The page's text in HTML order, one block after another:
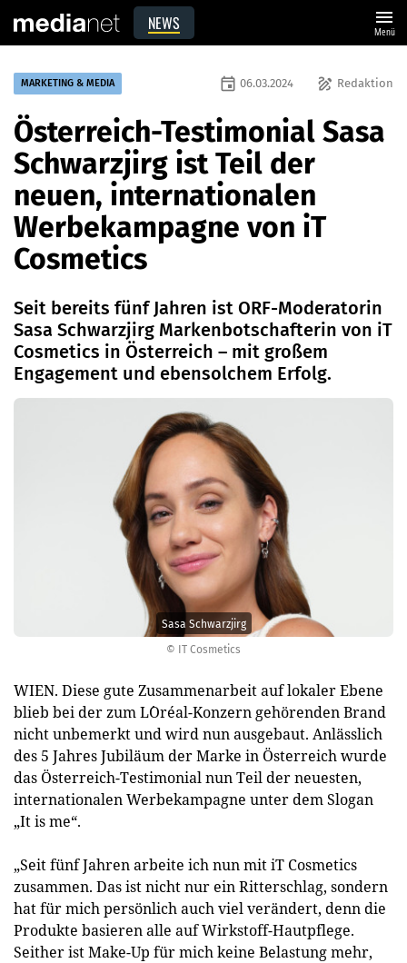
NEWS menu
Menü
© IT Cosmetics
Sasa Schwarzjirg
MARKETING & MEDIA draw Redaktion
event 06.03.2024
Österreich-Testimonial Sasa
Schwarzjirg ist Teil der
neuen, internationalen
Werbekampagne von iT
Cosmetics
Seit bereits fünf Jahren ist ORF-Moderatorin
Sasa Schwarzjirg Markenbotschafterin von iT
Cosmetics in Österreich – mit großem
Engagement und ebensolchem Erfolg.
WIEN. Diese gute Zusammenarbeit auf lokaler Ebene
blieb bei der zum L´Oréal-Konzern gehörenden Brand
nicht unbemerkt und wird nun ausgebaut. Anlässlich
des 5 Jahres Jubiläum der Marke in Österreich wurde
das Österreich-Testimonial nun Teil der neuesten,
internationalen Werbekampagne unter dem Slogan
„It is me“.
„Seit fünf Jahren arbeite ich nun mit iT Cosmetics
zusammen. Das ist nicht nur ein Ritterschlag, sondern
hat für mich persönlich auch viel verändert, denn die
Produkte basieren alle auf Wirkstoff-Hautpflege.
Seither ist Make-Up für mich keine Belastung mehr,